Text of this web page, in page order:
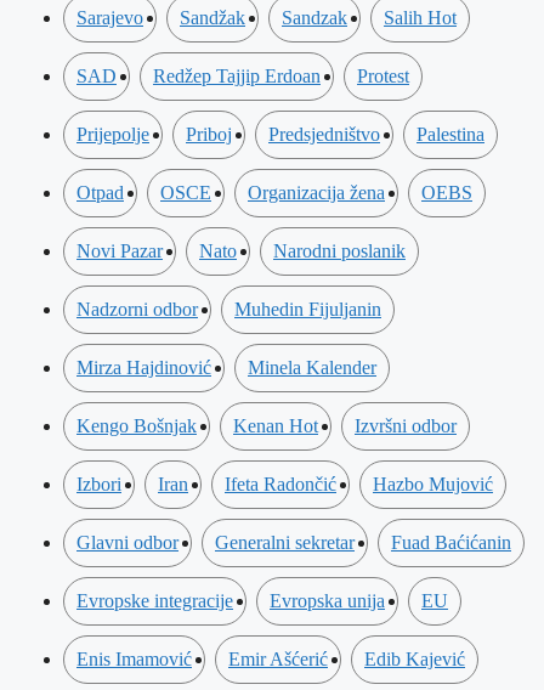
Sarajevo Sandžak Sandzak Salih Hot
SAD Redžep Tajjip Erdoan Protest
Prijepolje Priboj Predsjedništvo Palestina
Otpad OSCE Organizacija žena OEBS
Novi Pazar Nato Narodni poslanik
Nadzorni odbor Muhedin Fijuljanin
Mirza Hajdinović Minela Kalender
Kengo Bošnjak Kenan Hot Izvršni odbor
Izbori Iran Ifeta Radončić Hazbo Mujović
Glavni odbor Generalni sekretar Fuad Baćićanin
Evropske integracije Evropska unija EU
Enis Imamović Emir Ašćerić Edib Kajević